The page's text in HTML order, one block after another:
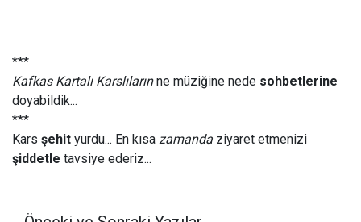
***
Kafkas Kartalı Karslıların ne müziğine nede sohbetlerine
doyabildik...
***
Kars şehit yurdu... En kısa zamanda ziyaret etmenizi
şiddetle tavsiye ederiz...